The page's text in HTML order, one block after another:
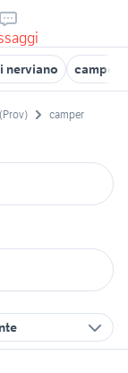
nerviano camper
camper